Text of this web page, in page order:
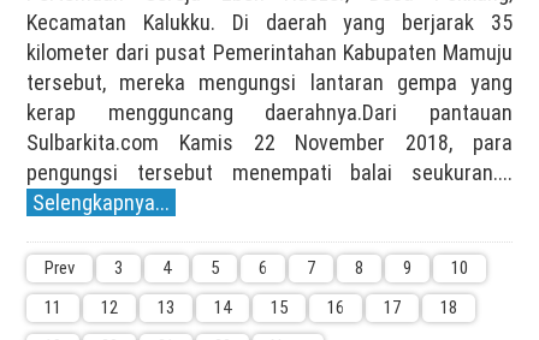
Kecamatan Kalukku. Di daerah yang berjarak 35
kilometer dari pusat Pemerintahan Kabupaten Mamuju
tersebut, mereka mengungsi lantaran gempa yang
kerap mengguncang daerahnya.Dari pantauan
Sulbarkita.com Kamis 22 November 2018, para
pengungsi tersebut menempati balai seukuran....
Selengkapnya...
Prev 3 4 5 6 7 8 9
10
11
12 13 14 15 16 17
18